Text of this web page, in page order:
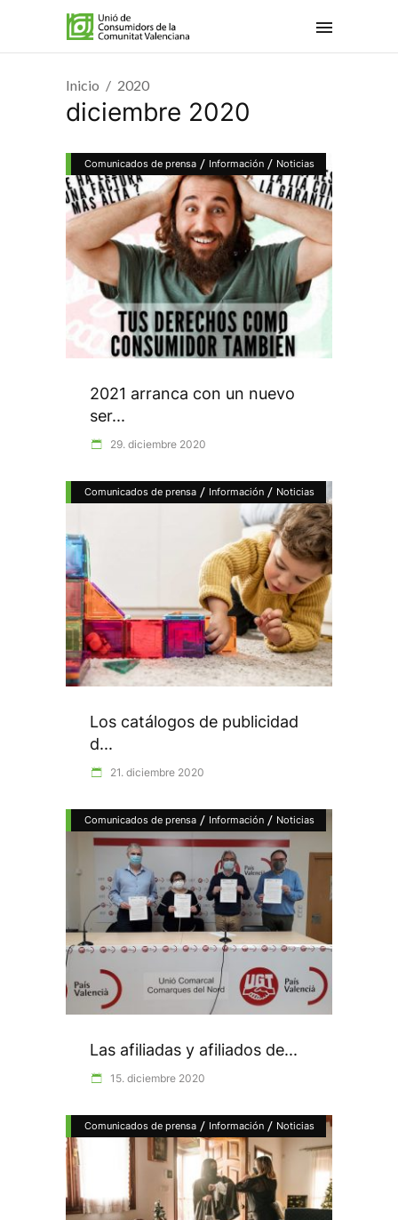
Inicio 2020
diciembre 2020
Comunicados de prensa / Información / Noticias
2021 arranca con un nuevo
ser...
29. diciembre 2020
Comunicados de prensa / Información / Noticias
Los catálogos de publicidad
d...
21. diciembre 2020
Comunicados de prensa / Información / Noticias
Las afiliadas y afiliados de...
15. diciembre 2020
Comunicados de prensa / Información / Noticias